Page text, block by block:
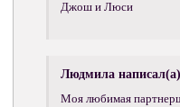
Джош и Люси
Людмила
Моя любимая